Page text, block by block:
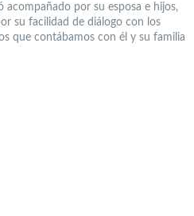
acompañado por su esposa e hijos,
su facilidad de diálogo con los
que contábamos con él y su familia